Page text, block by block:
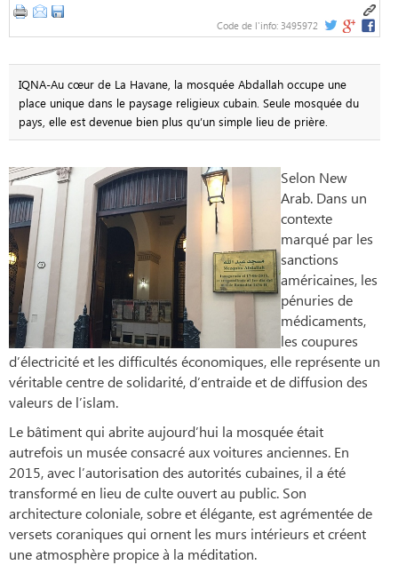
Code de l'info: 3495972
IQNA-Au cœur de La Havane, la mosquée Abdallah occupe une
place unique dans le paysage religieux cubain. Seule mosquée du
pays, elle est devenue bien plus qu’un simple lieu de prière.
Selon New
Arab. Dans un
contexte
marqué par les
sanctions
américaines, les
pénuries de
médicaments,
les coupures
d’électricité et les difficultés économiques, elle représente un
véritable centre de solidarité, d’entraide et de diffusion des
valeurs de l’islam.
Le bâtiment qui abrite aujourd’hui la mosquée était
autrefois un musée consacré aux voitures anciennes. En
2015, avec l’autorisation des autorités cubaines, il a été
transformé en lieu de culte ouvert au public. Son
architecture coloniale, sobre et élégante, est agrémentée de
versets coraniques qui ornent les murs intérieurs et créent
une atmosphère propice à la méditation.